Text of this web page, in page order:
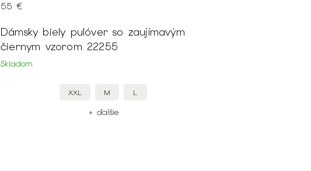
Dámsky biely pulóver so zaujímavým
čiernym vzorom 22255
Skladom
55 €
XXL M L
+ ďalšie